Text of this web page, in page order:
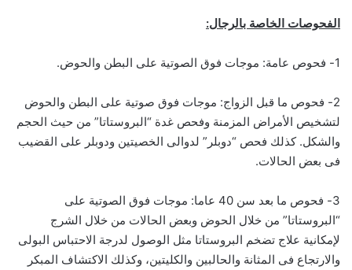
الفحوصات الخاصة بالرجال:
1- فحوص عامة: موجات فوق الصوتية على البطن والحوض.
2- فحوص ما قبل الزواج: موجات فوق صوتية على البطن والحوض
لتشخيص الأمراض المزمنة وفحص غدة “البروستاتا” من حيث الحجم
والشكل. كذلك فحص “دوبلر” لدوالى الخصيتين ودوبلر على القضيب
فى بعض الحالات.
3- فحوص ما بعد سن 40 عاما: موجات فوق الصوتية على
“البروستاتا” من خلال الحوض وبعض الحالات من خلال الشرج
لإمكانية علاج تضخم البروستاتا مثل الوصول لدرجة الاحتباس البولى
والارتجاع فى المثانة والحالبين والكليتين، وكذلك الاكتشاف المبكر